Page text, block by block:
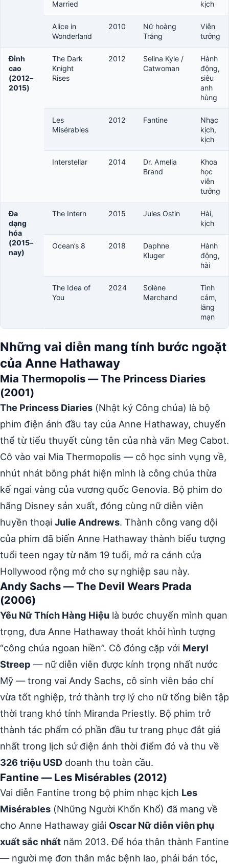
Married kịch
Alice in
Wonderland
2010
Nữ hoàng
Trắng
Viễn
tưởng
Đỉnh
cao
(2012–
2015)
The Dark
Knight
Rises
2012
Selina Kyle /
Catwoman
Hành
động,
siêu
anh
hùng
Les
Misérables
2012 Fantine
Nhạc
kịch,
kịch
Interstellar 2014
Dr. Amelia
Brand
Khoa
học
viễn
tưởng
Đa
dạng
hóa
(2015–
nay)
The Intern 2015 Jules Ostin
Hài,
kịch
Ocean’s 8 2018
Daphne
Kluger
Hành
động,
hài
The Idea of
You
2024
Solène
Marchand
Tình
cảm,
lãng
mạn
Những vai diễn mang tính bước ngoặt
của Anne Hathaway
Mia Thermopolis — The Princess Diaries
(2001)
The Princess Diaries (Nhật ký Công chúa) là bộ
phim điện ảnh đầu tay của Anne Hathaway, chuyển
thể từ tiểu thuyết cùng tên của nhà văn Meg Cabot.
Cô vào vai Mia Thermopolis — cô học sinh vụng về,
nhút nhát bỗng phát hiện mình là công chúa thừa
kế ngai vàng của vương quốc Genovia. Bộ phim do
hãng Disney sản xuất, đóng cùng nữ diễn viên
huyền thoại Julie Andrews. Thành công vang dội
của phim đã biến Anne Hathaway thành biểu tượng
tuổi teen ngay từ năm 19 tuổi, mở ra cánh cửa
Hollywood rộng mở cho sự nghiệp sau này.
Andy Sachs — The Devil Wears Prada
(2006)
Yêu Nữ Thích Hàng Hiệu là bước chuyển mình quan
trọng, đưa Anne Hathaway thoát khỏi hình tượng
“công chúa ngoan hiền”. Cô đóng cặp với Meryl
Streep — nữ diễn viên được kính trọng nhất nước
Mỹ — trong vai Andy Sachs, cô sinh viên báo chí
vừa tốt nghiệp, trở thành trợ lý cho nữ tổng biên tập
thời trang khó tính Miranda Priestly. Bộ phim trở
thành tác phẩm có phần đầu tư trang phục đắt giá
nhất trong lịch sử điện ảnh thời điểm đó và thu về
326 triệu USD doanh thu toàn cầu.
Fantine — Les Misérables (2012)
Vai diễn Fantine trong bộ phim nhạc kịch Les
Misérables (Những Người Khốn Khổ) đã mang về
cho Anne Hathaway giải Oscar Nữ diễn viên phụ
xuất sắc nhất năm 2013. Để hóa thân thành Fantine
— người mẹ đơn thân mắc bệnh lao, phải bán tóc,